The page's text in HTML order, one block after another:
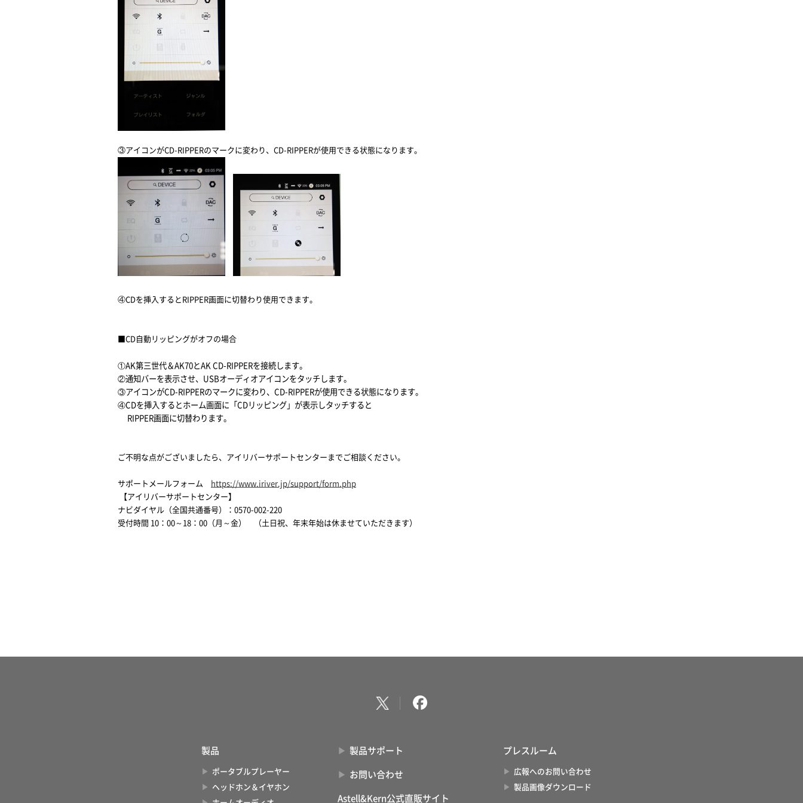
③アイコンがCD-RIPPERのマークに変わり、CD-RIPPERが使用できる状態になります。
④CDを挿入するとRIPPER画面に切替わり使用できます。
■CD自動リッピングがオフの場合
①AK第三世代＆AK70とAK CD-RIPPERを接続します。
②通知バーを表示させ、USBオーディオアイコンをタッチします。
③アイコンがCD-RIPPERのマークに変わり、CD-RIPPERが使用できる状態になります。
④CDを挿入するとホーム画面に「CDリッピング」が表示しタッチすると
RIPPER画面に切替わります。
ご不明な点がございましたら、アイリバーサポートセンターまでご相談ください。
サポートメールフォーム
https://www.iriver.jp/support/form.php
【アイリバーサポートセンター】
ナビダイヤル（全国共通番号）：0570-002-220
受付時間 10：00～18：00（月～金） （土日祝、年末年始は休ませていただきます）
製品
ポータブルプレーヤー
ヘッドホン＆イヤホン
製品サポート
お問い合わせ
Astell&Kern公式直販サイト
プレスルーム
広報へのお問い合わせ
製品画像ダウンロード